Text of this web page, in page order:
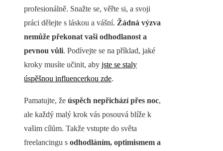
profesionálně. Snažte se, věřte si, a svoji
práci dělejte s láskou a vášní. Žádná výzva
nemůže překonat vaši odhodlanost a
pevnou vůli. Podívejte se na příklad, jaké
kroky musíte učinit, aby jste se staly
úspěšnou influencerkou zde.
Pamatujte, že úspěch nepřichází přes noc,
ale každý malý krok vás posouvá blíže k
vašim cílům. Takže vstupte do světa
freelancingu s odhodláním, optimismem a